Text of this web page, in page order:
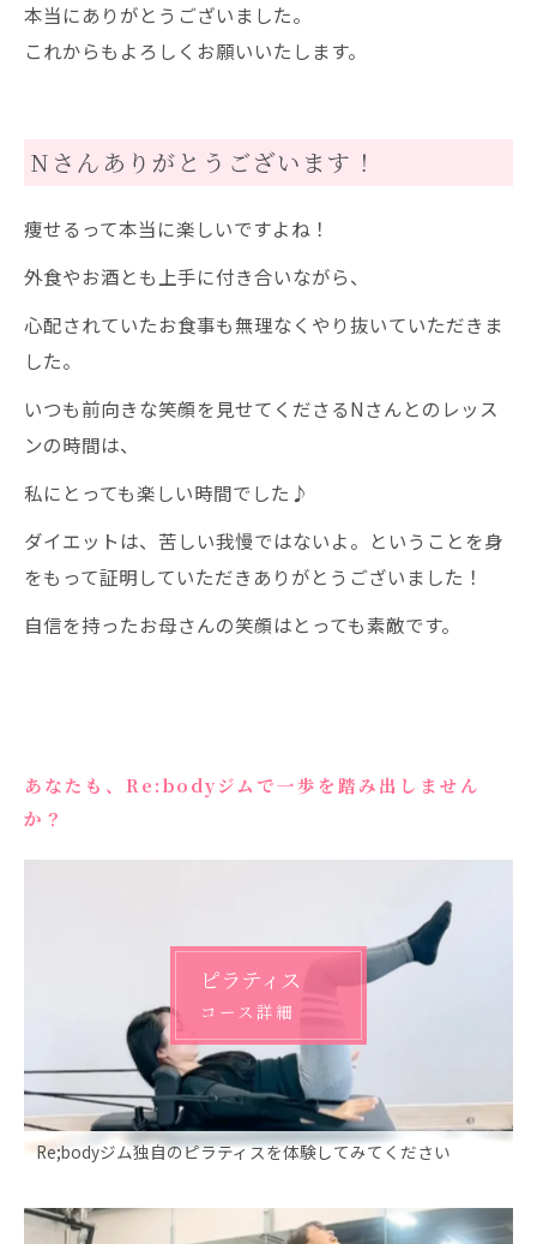
本当にありがとうございました。
これからもよろしくお願いいたします。
Nさんありがとうございます！
痩せるって本当に楽しいですよね！
外食やお酒とも上手に付き合いながら、
心配されていたお食事も無理なくやり抜いていただきま
した。
いつも前向きな笑顔を見せてくださるNさんとのレッス
ンの時間は、
私にとっても楽しい時間でした♪
ダイエットは、苦しい我慢ではないよ。ということを身
をもって証明していただきありがとうございました！
自信を持ったお母さんの笑顔はとっても素敵です。
あなたも、Re:bodyジムで一歩を踏み出しません
か？
ピラティス
コース詳細
Re;bodyジム独自のピラティスを体験してみてください